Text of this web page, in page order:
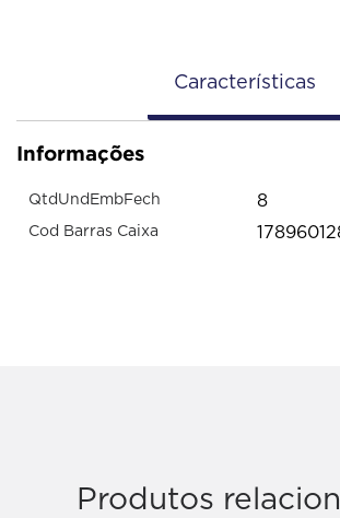
Características
Informações
QtdUndEmbFech 8
Cod Barras Caixa
Produtos